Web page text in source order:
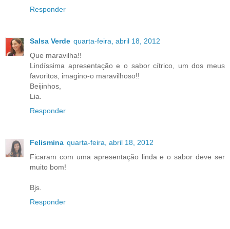
Responder
Salsa Verde quarta-feira, abril 18, 2012
Que maravilha!!
Lindíssima apresentação e o sabor cítrico, um dos meus
favoritos, imagino-o maravilhoso!!
Beijinhos,
Lia.
Responder
Felismina quarta-feira, abril 18, 2012
Ficaram com uma apresentação linda e o sabor deve ser
muito bom!
Bjs.
Responder